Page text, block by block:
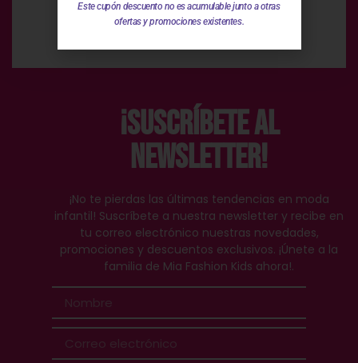
Atención Personalizada
¡Suscríbete al
Newsletter!
¡No te pierdas las últimas tendencias en moda
infantil! Suscríbete a nuestra newsletter y recibe en
tu correo electrónico nuestras novedades,
promociones y descuentos exclusivos. ¡Únete a la
familia de Mia Fashion Kids ahora!.
Este cupón descuento no es acumulable junto a otras
ofertas y promociones existentes.